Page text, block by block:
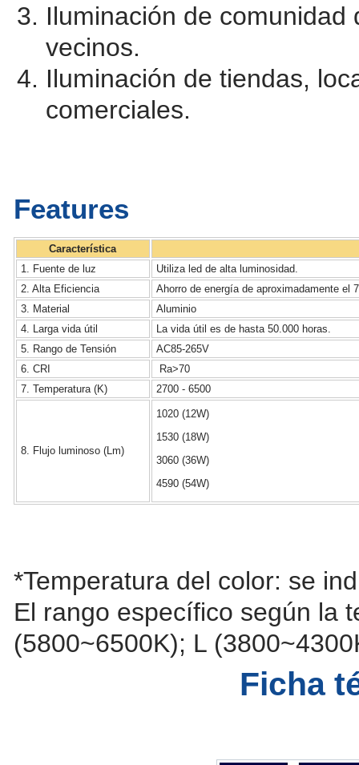
Iluminación de comunidad
vecinos.
Iluminación de tiendas,
comerciales.
Features
Característica
1. Fuente de luz
Utiliza led de alta luminosidad.
2. Alta Eficiencia
Ahorro de energía de aproximadamente el
3. Material
Aluminio
4. Larga vida útil
La vida útil es de hasta 50.000 horas.
5. Rango de Tensión
AC85-265V
6. CRI
Ra>70
7. Temperatura (K)
2700 - 6500
8. Flujo luminoso (Lm)
1020 (12W)
1530 (18W)
3060 (36W)
4590 (54W)
*Temperatura del color: se
El rango específico según la
(5800~6500K); L
Ficha